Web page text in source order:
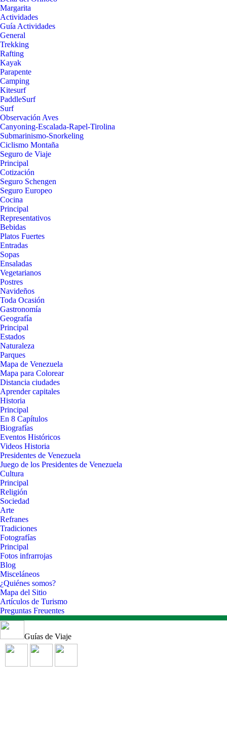
Margarita
Actividades
Guía Actividades
General
Trekking
Rafting
Kayak
Parapente
Camping
Kitesurf
PaddleSurf
Surf
Observación Aves
Canyoning-Escalada-Rapel-Tirolina
Submarinismo-Snorkeling
Ciclismo Montaña
Seguro de Viaje
Principal
Cotización
Seguro Schengen
Seguro Europeo
Cocina
Principal
Representativos
Bebidas
Platos Fuertes
Entradas
Sopas
Ensaladas
Vegetarianos
Postres
Navideños
Toda Ocasión
Gastronomía
Geografía
Principal
Estados
Naturaleza
Parques
Mapa de Venezuela
Mapa para Colorear
Distancia ciudades
Aprender capitales
Historia
Principal
En 8 Capítulos
Biografías
Eventos Históricos
Videos Historia
Presidentes de Venezuela
Juego de los Presidentes de Venezuela
Cultura
Principal
Religión
Sociedad
Arte
Refranes
Tradiciones
Fotografías
Principal
Fotos infrarrojas
Blog
Misceláneos
¿Quiénes somos?
Mapa del Sitio
Artículos de Turismo
Preguntas Freuentes
Guías de Viaje